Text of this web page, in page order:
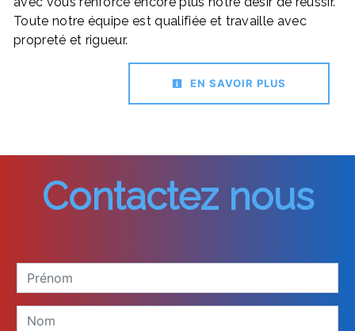
Toute notre équipe est qualifiée et travaille avec
propreté et rigueur.
EN SAVOIR PLUS
Contactez nous